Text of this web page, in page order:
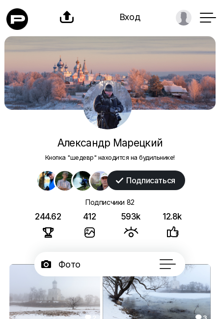
 Вход
Александр Марецкий
Кнопка "шедевр" находится на будильнике!
 Подписаться
Подписчики 82
244.62

412

593k

12.8k

 Фото
Портфолио50
 Серии
 